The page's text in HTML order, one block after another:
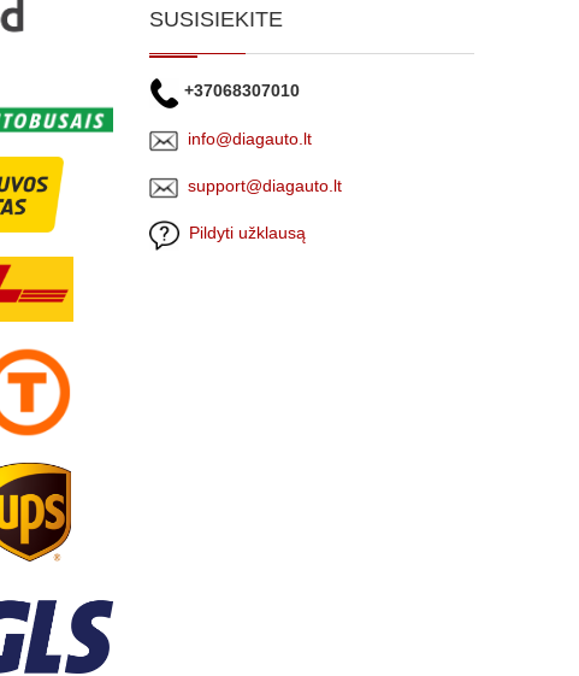
SUSISIEKITE
+37068307010
info@diagauto.lt
support@diagauto.lt
Pildyti užklausą